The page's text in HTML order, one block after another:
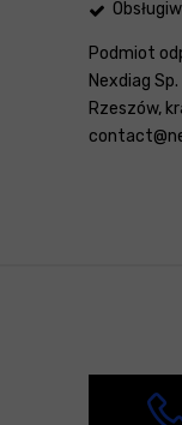
Podmiot
Nexdiag
Rzeszów,